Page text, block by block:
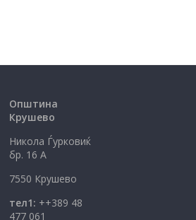
Општина
Крушево
Никола Ѓурковиќ
бр. 16 А
7550 Крушево
тел1: ++389 48
477 061